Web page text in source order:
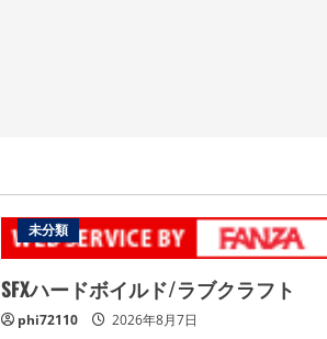
未分類
SFXハードボイルド/ラブクラフト
phi72110 2026年8月7日